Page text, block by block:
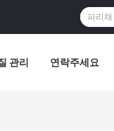
관리 연락주세요